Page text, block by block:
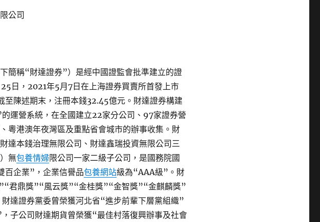
公司
簡稱“財達證券”）是經中國證監會批準建立的證
日，2021年5月7日在上海證券買賣所首發上市
至陳述期末，注冊本錢32.45億元。財達證券構建
運營系統，在全國建立22家分公司、97家證券營
粵港澳年夜灣區及重點省會城市的辦事收集。財
達本錢治理無限公司、財達鑫瑞投資無限公司三
無包養情婦限公司一家二級子公司，是國務院國
百企業”，企業信譽品包養網站級為“AAA級”。財
君鼎獎”“風云獎”“金桂獎”“金智獎”“金麒麟獎”
達證券黨委曾榮獲河北省“進步前輩下層黨組織”
子公司財達期貨曾榮獲“最佳村落復興辦事及社會